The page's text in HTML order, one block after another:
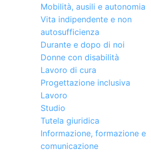
Mobilità, ausili e autonomia
Vita indipendente e non
autosufficienza
Durante e dopo di noi
Donne con disabilità
Lavoro di cura
Progettazione inclusiva
Lavoro
Studio
Tutela giuridica
Informazione, formazione e
comunicazione